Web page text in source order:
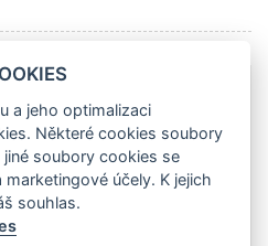
ZELÍ
od prvních listů (nějaké
nakrouháme. Vkládáme do
5 cm zelí a prosolíme a
a jeho optimalizaci
Některé cookies soubory
soubory cookies se
účely. K jejich
souhlas.